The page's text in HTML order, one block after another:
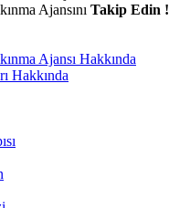
Ajansını Takip Edin !
Ajansı Hakkında
Hakkında